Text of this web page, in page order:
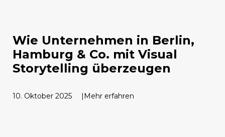
Wie Unternehmen in Berlin,
Hamburg & Co. mit Visual
Storytelling überzeugen
10. Oktober 2025 Mehr erfahren